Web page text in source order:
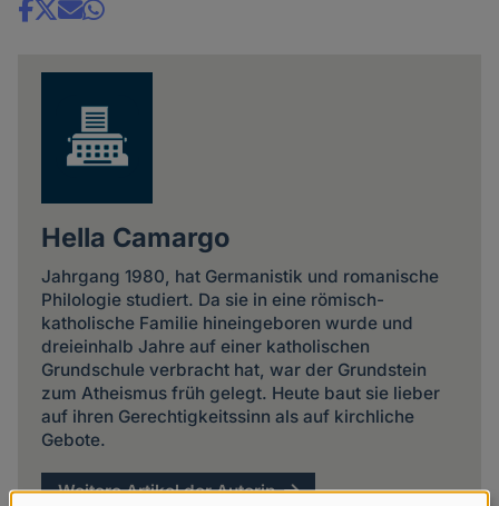
Share
Hella Camargo
Jahrgang 1980, hat Germanistik und romanische
Philologie studiert. Da sie in eine römisch-
katholische Familie hineingeboren wurde und
dreieinhalb Jahre auf einer katholischen
Grundschule verbracht hat, war der Grundstein
zum Atheismus früh gelegt. Heute baut sie lieber
auf ihren Gerechtigkeitssinn als auf kirchliche
Gebote.
Weitere Artikel der Autorin